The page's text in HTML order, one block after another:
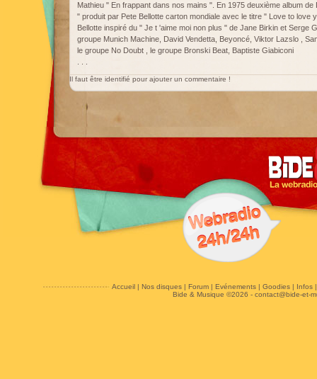
Mathieu " En frappant dans nos mains ". En 1975 deuxième album
" produit par Pete Bellotte carton mondiale avec le titre " Love to love
Bellotte inspiré du " Je t 'aime moi non plus " de Jane Birkin et Serge
groupe Munich Machine, David Vendetta, Beyoncé, Viktor Lazslo ,
le groupe No Doubt , le groupe Bronski Beat, Baptiste Giabiconi
Il faut être identifié pour ajouter un commentaire !
Accueil| Nos disques| Forum| Evénements| Goodies| Infos
Bide & Musique ©2026 - contact@bide-et-